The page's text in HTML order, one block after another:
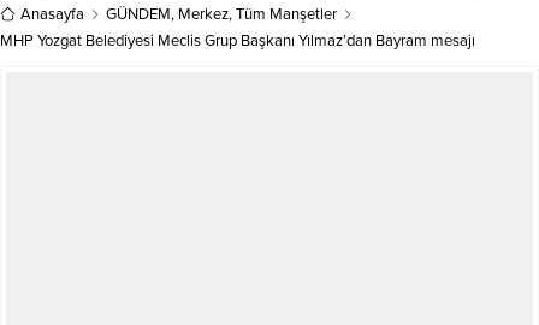
Anasayfa GÜNDEM, Merkez,Tüm Manşetler
MHP Yozgat Belediyesi Meclis Grup Başkanı Yılmaz’dan Bayram mesajı